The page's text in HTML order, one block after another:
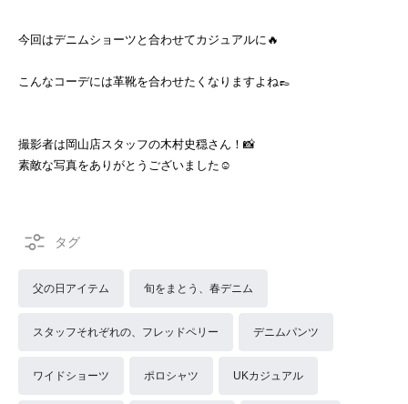
今回はデニムショーツと合わせてカジュアルに🔥
こんなコーデには革靴を合わせたくなりますよね👞
撮影者は岡山店スタッフの木村史穏さん！📸
素敵な写真をありがとうございました☺️
父の日アイテム 旬をまとう、春デニム
スタッフそれぞれの、フレッドペリー デニムパンツ
ワイドショーツ ポロシャツ UKカジュアル